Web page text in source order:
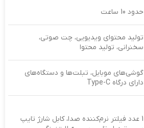
حدود 10 ساعت
تولید محتوای ویدیویی، چت صوتی،
سخنرانی، تولید محتوا
گوشی‌های موبایل، تبلت‌ها و دستگاه‌های
دارای درگاه Type-C
1 عدد فیلتر نرم‌کننده صدا، کابل شارژ تایپ